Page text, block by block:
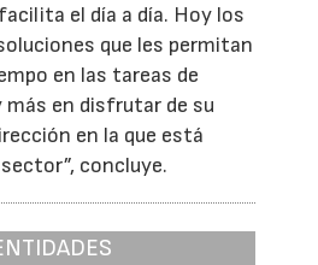
el día a día. Hoy los
que les permitan
en las tareas de
en disfrutar de su
en la que está
concluye.